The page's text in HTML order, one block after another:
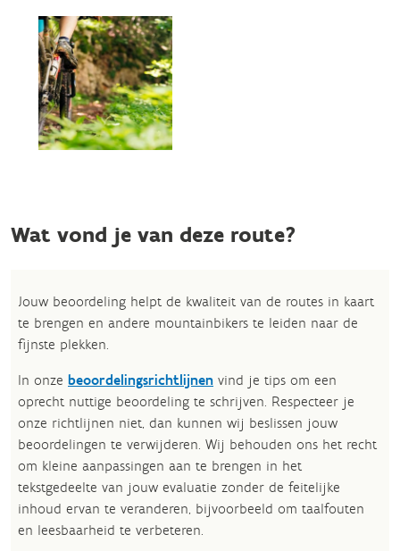
Wat vond je van deze route?
Jouw beoordeling helpt de kwaliteit van de routes in kaart
te brengen en andere mountainbikers te leiden naar de
fijnste plekken.
In onze beoordelingsrichtlijnen vind je tips om een
oprecht nuttige beoordeling te schrijven. Respecteer je
onze richtlijnen niet, dan kunnen wij beslissen jouw
beoordelingen te verwijderen. Wij behouden ons het recht
om kleine aanpassingen aan te brengen in het
tekstgedeelte van jouw evaluatie zonder de feitelijke
inhoud ervan te veranderen, bijvoorbeeld om taalfouten
en leesbaarheid te verbeteren.​